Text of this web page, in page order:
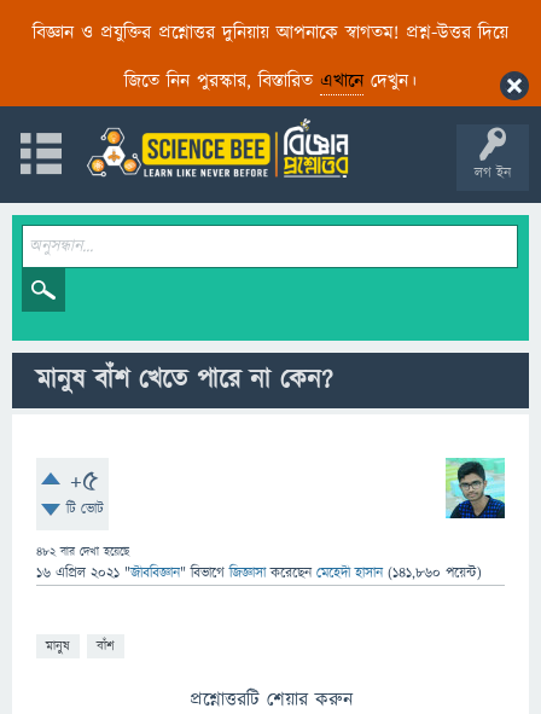
বিজ্ঞান ও প্রযুক্তির প্রশ্নোত্তর দুনিয়ায় আপনাকে স্বাগতম! প্রশ্ন-উত্তর দিয়ে
জিতে নিন পুরস্কার, বিস্তারিত এখানেদেখুন।
লগ ইন
মানুষ বাঁশ খেতে পারে না কেন?
+5
টি ভোট
482বার দেখা হয়েছে
16 এপ্রিল 2021 "জীববিজ্ঞান" বিভাগে জিজ্ঞাসাকরেছেনমেহেদী হাসান (141,860 পয়েন্ট)
মানুষ বাঁশ
প্রশ্নোত্তরটি শেয়ার করুন